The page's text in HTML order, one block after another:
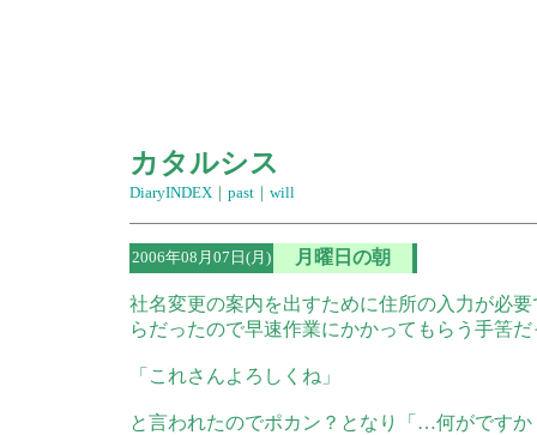
カタルシス
DiaryINDEX｜ past｜ will
2006年08月07日(月) 月曜日の朝
社名変更の案内を出すために住所の入力が
らだったので早速作業にかかってもらう手筈
「これさんよろしくね」
と言われたのでポカン？となり「…何がです